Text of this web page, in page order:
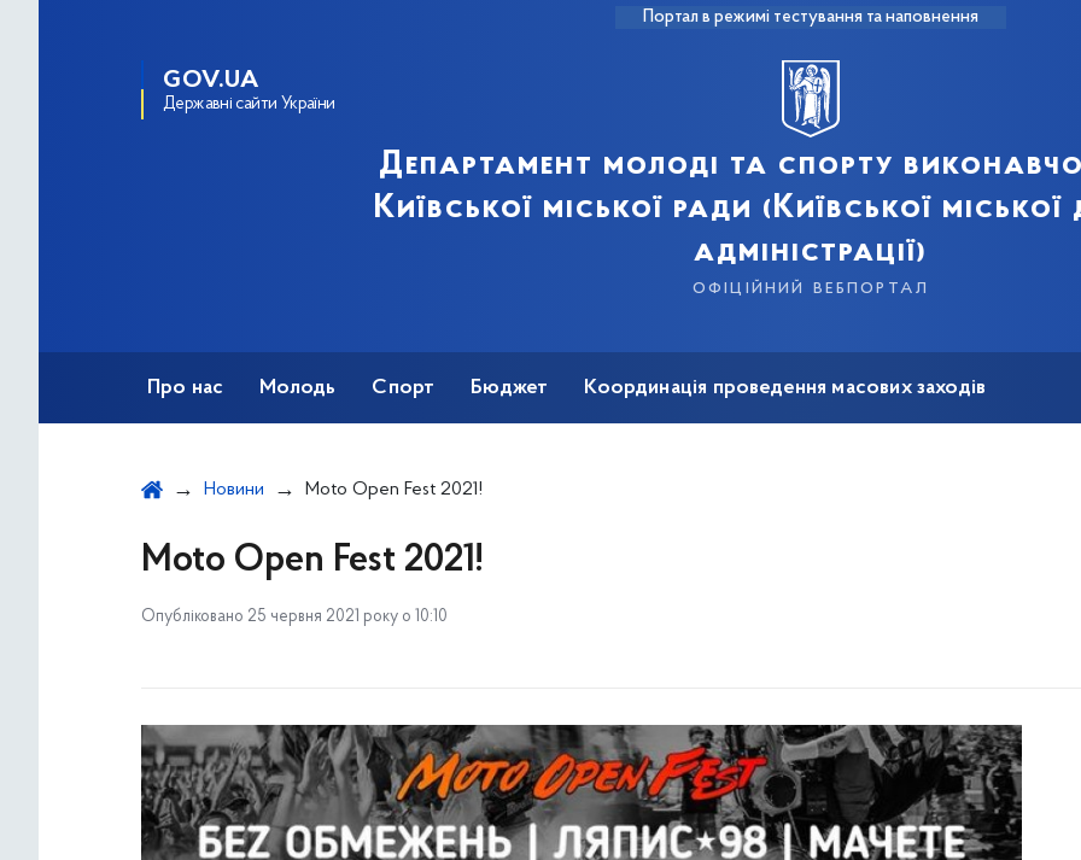
Портал в режимі тестування та наповнення
GOV.UA
Державні сайти України
Департамент молоді та спорту
Київської міської ради (Київської
адміністрації)
офіційний вебпортал
Про нас Молодь Спорт Бюджет Координація проведення масових заходів
Новини Moto Open Fest 2021!
Moto Open Fest 2021!
Опубліковано 25 червня 2021 року о 10:10